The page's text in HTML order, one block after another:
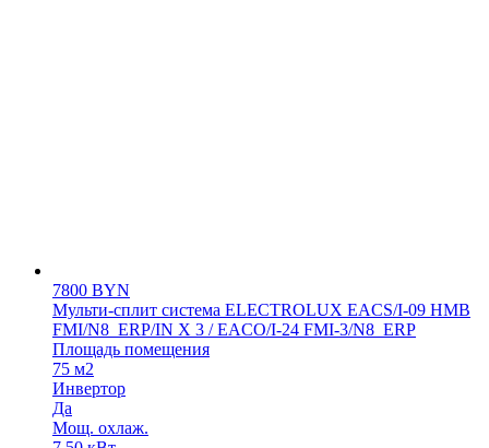
7800 BYN
Мульти-сплит система ELECTROLUX EACS/I-09 HMB
FMI/N8_ERP/IN X 3 / EACO/I-24 FMI-3/N8_ERP
Площадь помещения
75 м2
Инвертор
Да
Мощ. охлаж.